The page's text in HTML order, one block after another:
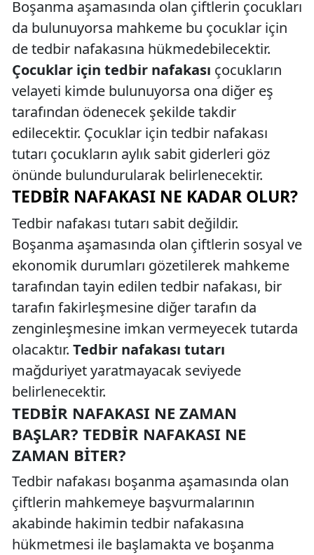
Boşanma aşamasında olan çiftlerin çocukları
da bulunuyorsa mahkeme bu çocuklar için
de tedbir nafakasına hükmedebilecektir.
Çocuklar için tedbir nafakası çocukların
velayeti kimde bulunuyorsa ona diğer eş
tarafından ödenecek şekilde takdir
edilecektir. Çocuklar için tedbir nafakası
tutarı çocukların aylık sabit giderleri göz
önünde bulundurularak belirlenecektir.
TEDBIR NAFAKASI NE KADAR OLUR?
Tedbir nafakası tutarı sabit değildir.
Boşanma aşamasında olan çiftlerin sosyal ve
ekonomik durumları gözetilerek mahkeme
tarafından tayin edilen tedbir nafakası, bir
tarafın fakirleşmesine diğer tarafın da
zenginleşmesine imkan vermeyecek tutarda
olacaktır. Tedbir nafakası tutarı
mağduriyet yaratmayacak seviyede
belirlenecektir.
TEDBIR NAFAKASI NE ZAMAN
BAŞLAR? TEDBIR NAFAKASI NE
ZAMAN BITER?
Tedbir nafakası boşanma aşamasında olan
çiftlerin mahkemeye başvurmalarının
akabinde hakimin tedbir nafakasına
hükmetmesi ile başlamakta ve boşanma